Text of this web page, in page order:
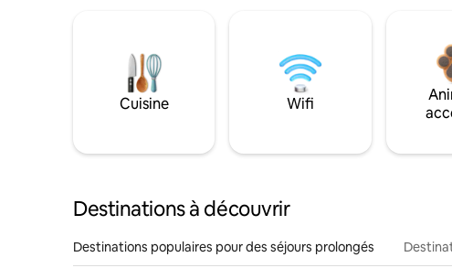
Cuisine Wifi
Destinations à découvrir
Destinations populaires pour des séjours prolongés